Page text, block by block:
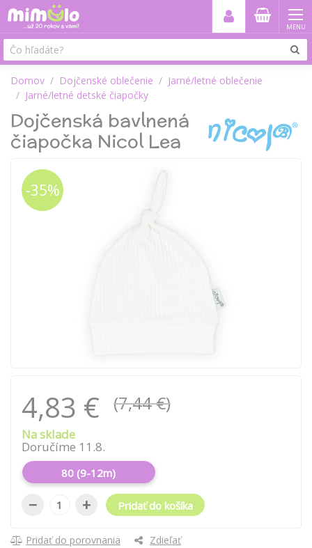
MENU
Domov Dojčenské oblečenie
Jarné/letné oblečenie
Jarné/letné detské čiapočky
Dojčenská bavlnená
čiapočka Nicol Lea
-35%
4,83 € (7,44 €)
Na sklade
Doručíme 11.8.
80 (9-12m)
− + Pridať do košíka
Pridať do porovnania Zdieľať